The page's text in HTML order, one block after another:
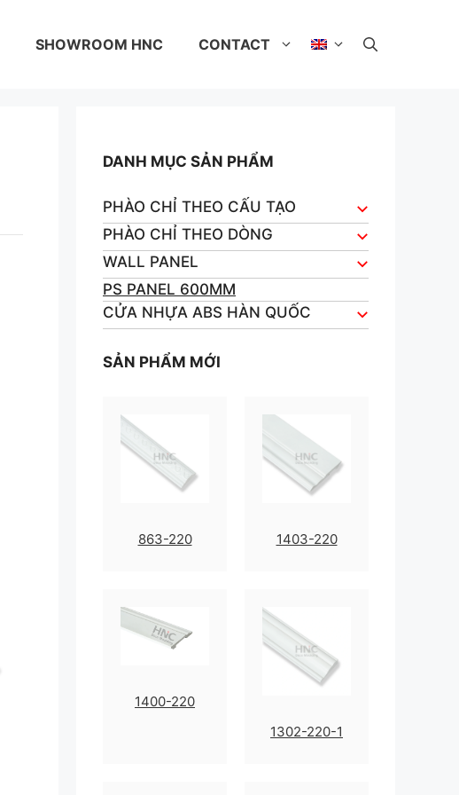
SHOWROOM HNC CONTACT
DANH MỤC SẢN PHẨM
PHÀO CHỈ THEO CẤU TẠO
PHÀO CHỈ THEO DÒNG
WALL PANEL
PS PANEL 600MM
CỬA NHỰA ABS HÀN QUỐC
SẢN PHẨM MỚI
863-220 1403-220
1400-220
1302-220-1